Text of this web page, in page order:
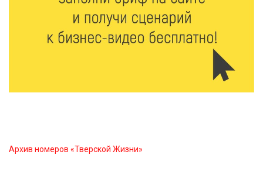
7 Авг 2026 09:02 191
От зарядки до ПДД: как в Твери детям прививают
Архив номеров «Тверской Жизни»